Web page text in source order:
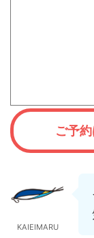
ご予
KAIEIMARU